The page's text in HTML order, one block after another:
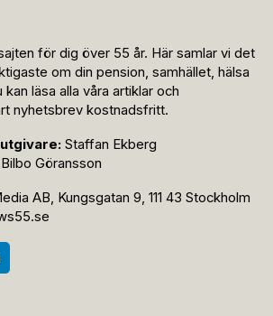
för dig över 55 år. Här samlar vi det
om din pension, samhället, hälsa
läsa alla våra artiklar och
nyhetsbrev kostnadsfritt.
Staffan Ekberg
Bilbo Göransson
AB, Kungsgatan 9, 111 43 Stockholm